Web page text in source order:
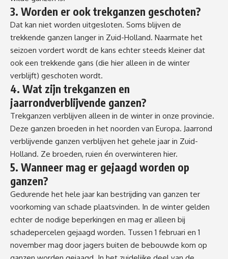
3. Worden er ook trekganzen geschoten?
Dat kan niet worden uitgesloten. Soms blijven de
trekkende ganzen langer in Zuid-Holland. Naarmate het
seizoen vordert wordt de kans echter steeds kleiner dat
ook een trekkende gans (die hier alleen in de winter
verblijft) geschoten wordt.
4. Wat zijn trekganzen en
jaarrondverblijvende ganzen?
Trekganzen verblijven alleen in de winter in onze provincie.
Deze ganzen broeden in het noorden van Europa. Jaarrond
verblijvende ganzen verblijven het gehele jaar in Zuid-
Holland. Ze broeden, ruien én overwinteren hier.
5. Wanneer mag er gejaagd worden op
ganzen?
Gedurende het hele jaar kan bestrijding van ganzen ter
voorkoming van schade plaatsvinden. In de winter gelden
echter de nodige beperkingen en mag er alleen bij
schadepercelen gejaagd worden. Tussen 1 februari en 1
november mag door jagers buiten de bebouwde kom op